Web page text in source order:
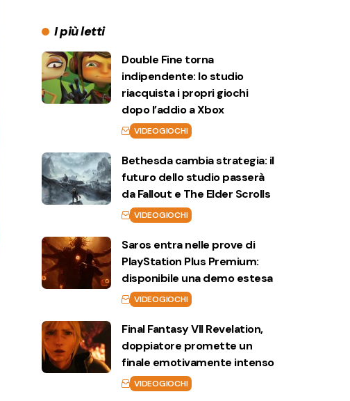
I più letti
Double Fine torna
indipendente: lo studio
riacquista i propri giochi
dopo l’addio a Xbox
VIDEOGIOCHI
Bethesda cambia strategia: il
futuro dello studio passerà
da Fallout e The Elder Scrolls
VIDEOGIOCHI
Saros entra nelle prove di
PlayStation Plus Premium:
disponibile una demo estesa
VIDEOGIOCHI
Final Fantasy VII Revelation,
doppiatore promette un
finale emotivamente intenso
VIDEOGIOCHI